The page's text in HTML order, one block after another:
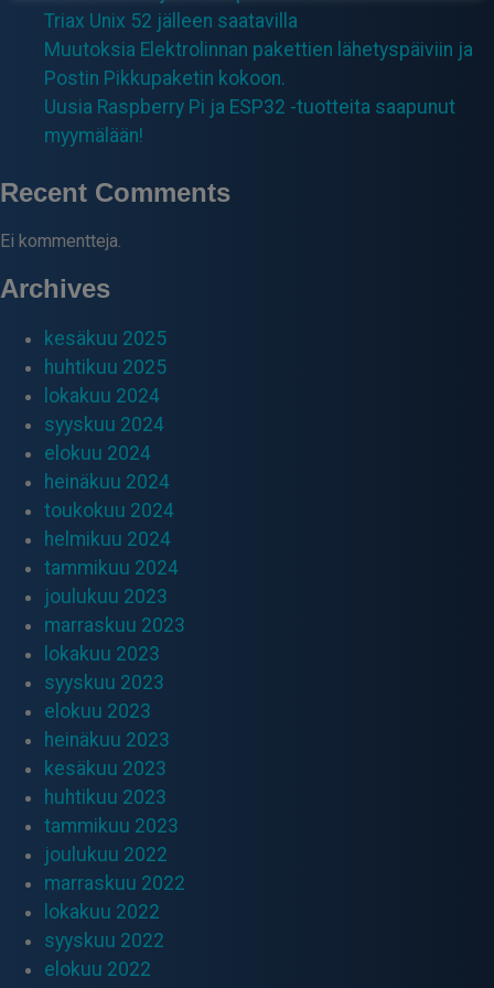
Triax Unix 52 jälleen saatavilla
Muutoksia Elektrolinnan pakettien lähetyspäiviin ja
Postin Pikkupaketin kokoon.
Uusia Raspberry Pi ja ESP32 -tuotteita saapunut
myymälään!
Recent Comments
Ei kommentteja.
Archives
kesäkuu 2025
huhtikuu 2025
lokakuu 2024
syyskuu 2024
elokuu 2024
heinäkuu 2024
toukokuu 2024
helmikuu 2024
tammikuu 2024
joulukuu 2023
marraskuu 2023
lokakuu 2023
syyskuu 2023
elokuu 2023
heinäkuu 2023
kesäkuu 2023
huhtikuu 2023
tammikuu 2023
joulukuu 2022
marraskuu 2022
lokakuu 2022
syyskuu 2022
elokuu 2022